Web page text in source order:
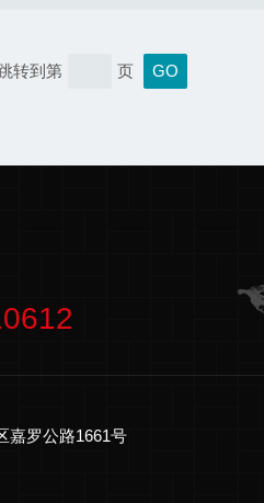
转到第 页
嘉罗公路1661号